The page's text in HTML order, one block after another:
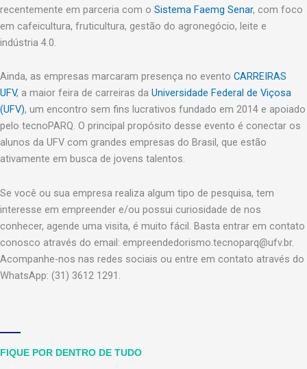
recentemente em parceria com o Sistema Faemg Senar, com foco
em cafeicultura, fruticultura, gestão do agronegócio, leite e
indústria 4.0.
Ainda, as empresas marcaram presença no evento CARREIRAS
UFV, a maior feira de carreiras da Universidade Federal de Viçosa
(UFV), um encontro sem fins lucrativos fundado em 2014 e apoiado
pelo tecnoPARQ. O principal propósito desse evento é conectar os
alunos da UFV com grandes empresas do Brasil, que estão
ativamente em busca de jovens talentos.
Se você ou sua empresa realiza algum tipo de pesquisa, tem
interesse em empreender e/ou possui curiosidade de nos
conhecer, agende uma visita, é muito fácil. Basta entrar em contato
conosco através do email: empreendedorismo.tecnoparq@ufv.br.
Acompanhe-nos nas redes sociais ou entre em contato através do
WhatsApp: (31) 3612 1291.
FIQUE POR DENTRO DE TUDO